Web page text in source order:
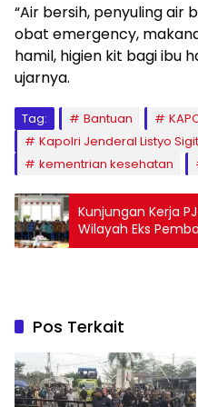
“Air bersih, penyuling
obat emergency,
hamil, higien kit bagi ibu
ujarnya.
Tag: Bantuan
Kapolri Jenderal Listyo
kementrian kesehatan
Kunjungan Kerja
Wilayah Eks
Campurdarat
Pos Terkait